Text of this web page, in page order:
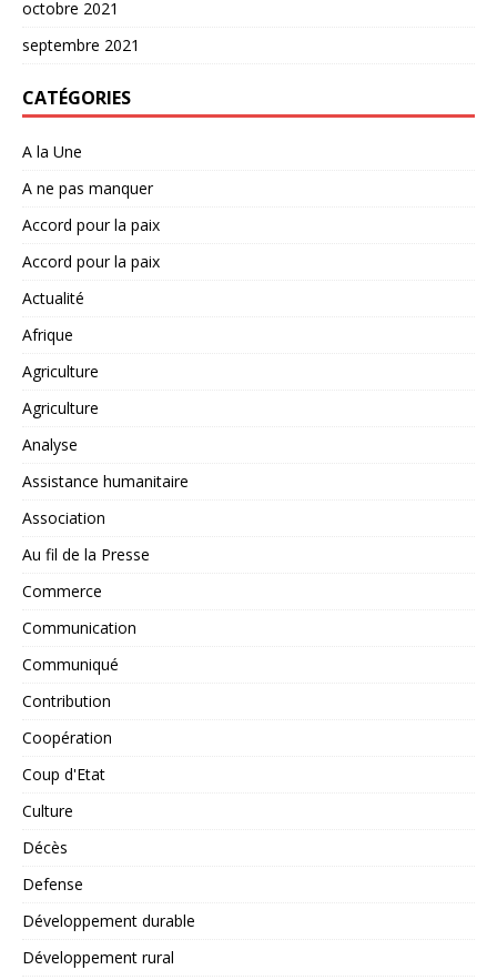
octobre 2021
septembre 2021
CATÉGORIES
A la Une
A ne pas manquer
Accord pour la paix
Accord pour la paix
Actualité
Afrique
Agriculture
Agriculture
Analyse
Assistance humanitaire
Association
Au fil de la Presse
Commerce
Communication
Communiqué
Contribution
Coopération
Coup d'Etat
Culture
Décès
Defense
Développement durable
Développement rural